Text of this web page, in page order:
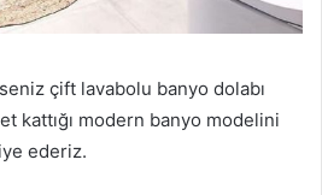
çift lavabolu banyo dolabı
kattığı modern banyo modelini
ederiz.